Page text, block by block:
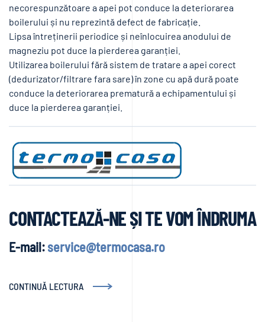
necorespunzătoare a apei pot conduce la deteriorarea
boilerului și nu reprezintă defect de fabricație.
Lipsa întreținerii periodice și neînlocuirea anodului de
magneziu pot duce la pierderea garanției.
Utilizarea boilerului fără sistem de tratare a apei corect
(dedurizator/filtrare fara sare) în zone cu apă dură poate
conduce la deteriorarea prematură a echipamentului și
duce la pierderea garanției.
CONTACTEAZĂ-NE ȘI TE VOM ÎNDRUMA
E-mail:service@termocasa.ro
CONTINUĂ LECTURA